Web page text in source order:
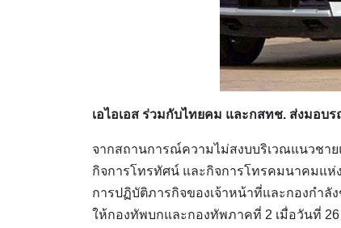
เอไอเอส ร่วมกับไทยคม และกสทช. ส่งมอ
จากสถานการณ์ความไม่สงบบริเวณแนวชา
กิจการโทรทัศน์ และกิจการโทรคมนาคมแห่
การปฏิบัติภารกิจของเจ้าหน้าที่และกองกำลัง
ให้กองทัพบกและกองทัพภาคที่ 2 เมื่อวันที่